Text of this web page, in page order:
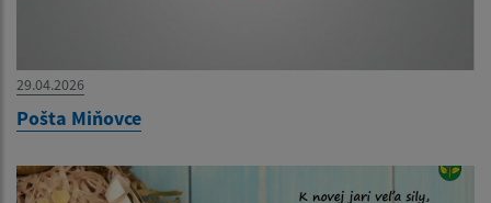
29.04.2026
Pošta Miňovce